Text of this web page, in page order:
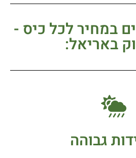
במחיר לכל כיס -
באריאל:
גבוהה